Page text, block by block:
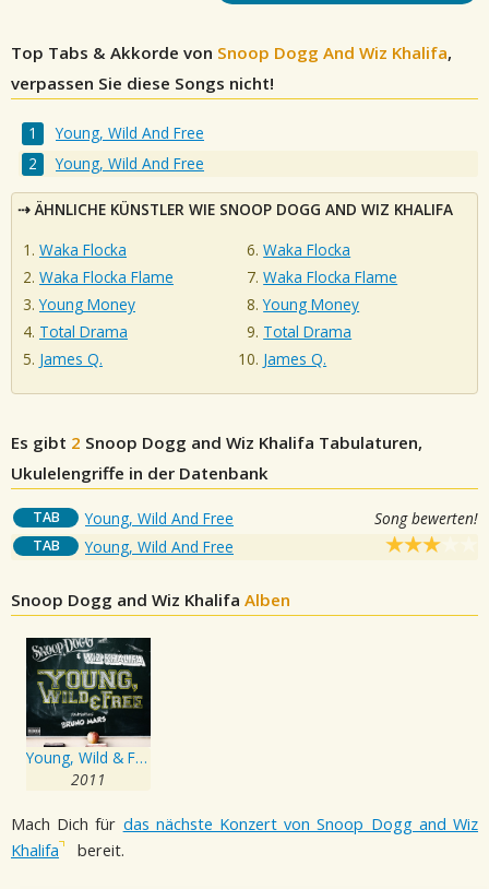
Top Tabs & Akkorde von Snoop Dogg And Wiz Khalifa,
verpassen Sie diese Songs nicht!
Young, Wild And Free
Young, Wild And Free
ÄHNLICHE KÜNSTLER WIE SNOOP DOGG AND WIZ KHALIFA
Waka Flocka
Waka Flocka Flame
Young Money
Total Drama
James Q.
Waka Flocka
Waka Flocka Flame
Young Money
Total Drama
James Q.
Es gibt 2 Snoop Dogg and Wiz Khalifa Tabulaturen,
Ukulelengriffe in der Datenbank
TAB Young, Wild And Free Song bewerten!
TAB Young, Wild And Free
Snoop Dogg and Wiz Khalifa Alben
Young, Wild & Free
2011
Mach Dich für das nächste Konzert von Snoop Dogg and Wiz
Khalifa
bereit.